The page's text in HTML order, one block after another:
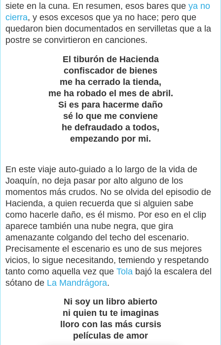
siete en la cuna. En resumen, esos bares que ya no
cierra, y esos excesos que ya no hace; pero que
quedaron bien documentados en servilletas que a la
postre se convirtieron en canciones.
El tiburón de Hacienda
confiscador de bienes
me ha cerrado la tienda,
me ha robado el mes de abril.
Si es para hacerme daño
sé lo que me conviene
he defraudado a todos,
empezando por mi.
En este viaje auto-guiado a lo largo de la vida de
Joaquín, no deja pasar por alto alguno de los
momentos más crudos. No se olvida del episodio de
Hacienda, a quien recuerda que si alguien sabe
como hacerle daño, es él mismo. Por eso en el clip
aparece también una nube negra, que gira
amenazante colgando del techo del escenario.
Precisamente el escenario es uno de sus mejores
vicios, lo sigue necesitando, temiendo y respetando
tanto como aquella vez que Tola bajó la escalera del
sótano de La Mandrágora.
Ni soy un libro abierto
ni quien tu te imaginas
lloro con las más cursis
películas de amor